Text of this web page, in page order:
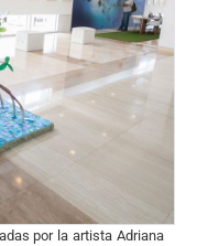
por la artista Adriana